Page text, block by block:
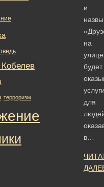
и
на
будет
для
в…
терроризм